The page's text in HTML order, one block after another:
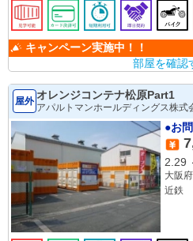
キャンペーン実施中！！
部屋を確認
屋外 オレンジコンテナ松原Part1
アパルトマンホールディングス株式
●お
2.29
大阪
近鉄